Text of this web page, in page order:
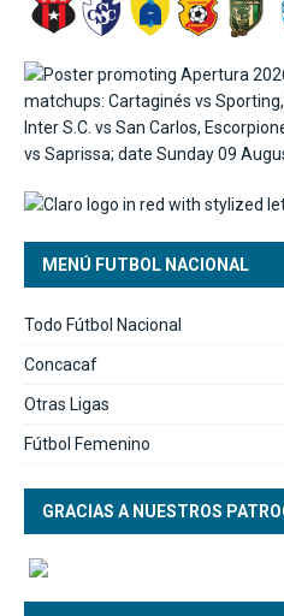
MENÚ FUTBOL NACIONAL
Todo Fútbol Nacional
Concacaf
Otras Ligas
Fútbol Femenino
GRACIAS A NUESTROS